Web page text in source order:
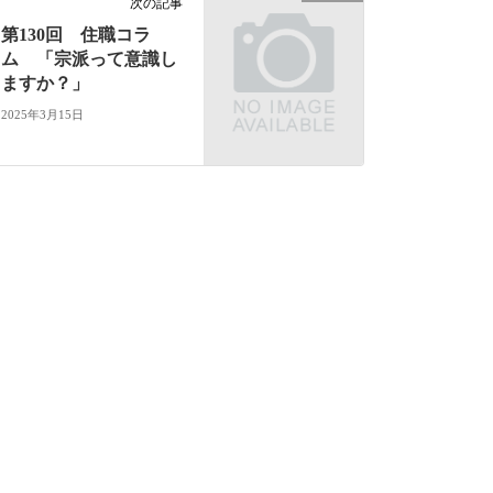
次の記事
第130回 住職コラ
ム 「宗派って意識し
ますか？」
2025年3月15日